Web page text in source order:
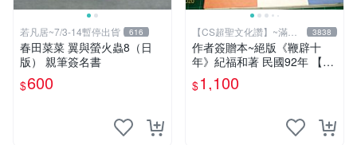
若凡居~7/3-14暫停出貨 616
春田菜菜 翼與螢火蟲8（日
版） 親筆簽名書
$600
【CS超聖文化讚】~滿千
元送運
3838
作者簽贈本~絕版《鞭辟十
年》紀福和著 民國92年 【C
S超聖文化讚】
$1,100